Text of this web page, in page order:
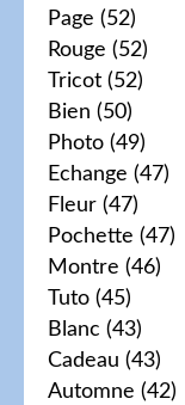
Page (52)
Rouge (52)
Tricot (52)
Bien (50)
Photo (49)
Echange (47)
Fleur (47)
Pochette (47)
Montre (46)
Tuto (45)
Blanc (43)
Cadeau (43)
Automne (42)